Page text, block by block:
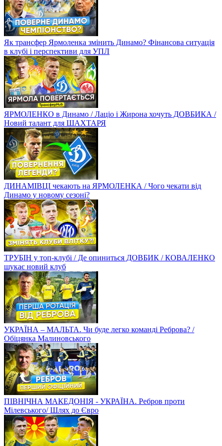
Як трансфер Ярмоленка змінить Динамо? Фінансова ситуація
в клубі і перспективи для УПЛ
ЯРМОЛЕНКО в Динамо / Лаціо і Жирона хочуть ДОВБИКА /
Новий талант для ШАХТАРЯ
ДИНАМІВЦІ чекають на ЯРМОЛЕНКА / Чого чекати від
Динамо у новому сезоні?
ТРУБІН у топ-клубі / Де опиниться ДОВБИК / КОВАЛЕНКО
шукає новий клуб
УКРАЇНА – МАЛЬТА. Чи буде легко команді Реброва? /
Обіцянка Малиновського
ПІВНІЧНА МАКЕДОНІЯ - УКРАЇНА. Ребров проти
Мілевського/ Шлях до Євро